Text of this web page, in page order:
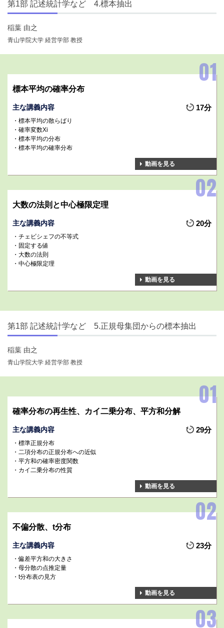
第1部 記述統計学など 4.標本抽出
稲葉 由之
青山学院大学 経営学部 教授
標本平均の確率分布
主な講義内容 17分
標本平均の散らばり
確率変数Xi
標本平均の分布
標本平均の確率分布
動画を見る
大数の法則と中心極限定理
主な講義内容 20分
チェビシェフの不等式
固定する値
大数の法則
中心極限定理
動画を見る
第1部 記述統計学など 5.正規母集団からの標本抽出
稲葉 由之
青山学院大学 経営学部 教授
確率分布の再生性、カイ二乗分布、平方和分解
主な講義内容 29分
標準正規分布
二項分布の正規分布への近似
平方和の確率密度関数
カイ二乗分布の性質
動画を見る
不偏分散、t分布
主な講義内容 23分
偏差平方和の大きさ
母分散の点推定量
t分布表の見方
動画を見る